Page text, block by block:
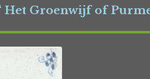
Het Groenwijf of